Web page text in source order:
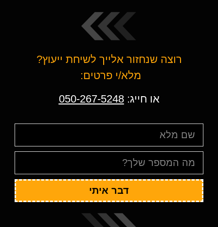
רוצה שנחזור אלייך לשיחת ייעוץ?
מלא/י פרטים:
או חייג:050-267-5248
דבר איתי